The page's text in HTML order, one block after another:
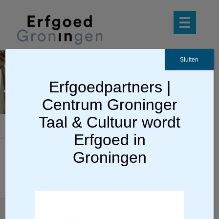
enda
U bevindt zich hier: Home »Orgels » Orgelagenda
Erfgoedpartners |
Centrum Groninger
Taal & Cultuur wordt
Erfgoed in
Groningen
Sluiten